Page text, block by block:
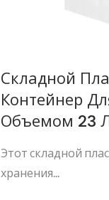
Складной
Контейнер
Объемом 23
Этот складной
хранения...